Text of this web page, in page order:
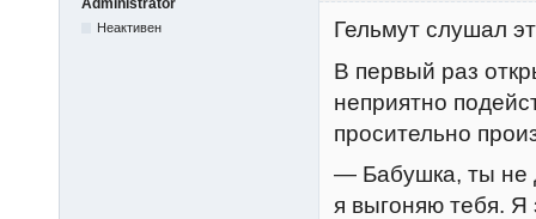
Administrator
Неактивен
Гельмут слушал
В первый раз
неприятно
просительно
— Бабушка, ты не
я выгоняю тебя. Я